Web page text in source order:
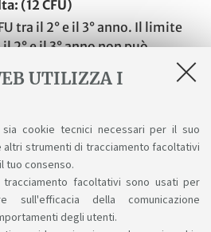
UTILIZZA I
cookie tecnici necessari per il suo
strumenti di tracciamento facoltativi
tuo consenso.
facoltativi sono usati per
sull'efficacia della comunicazione
degli utenti.
(12 CFU)
tra il 2° e il 3° anno. Il limite
2° e il 3° anno non può
essere svolto da giugno in
o più insegnamenti attivi
inglese. La richiesta
subordinata per
(v. istruzioni nel sito
il piano di studio").
consigliati sarà
29.